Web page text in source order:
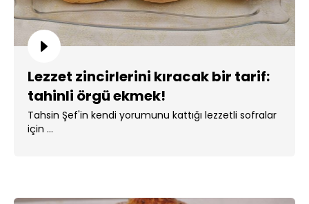
Lezzet zincirlerini kıracak bir tarif:
tahinli örgü ekmek!
Tahsin Şef'in kendi yorumunu kattığı lezzetli sofralar
için ...